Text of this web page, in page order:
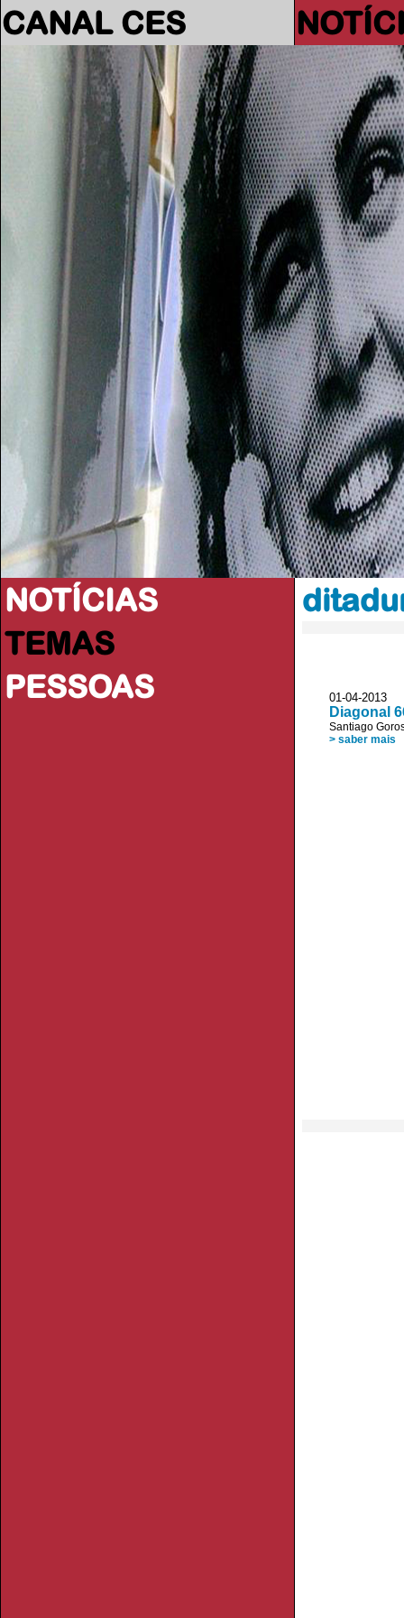
CANAL CES
NOTÍCIAS
TEMAS
PESSOAS
01-04-2013
Diagonal
Santiago
> saber mais